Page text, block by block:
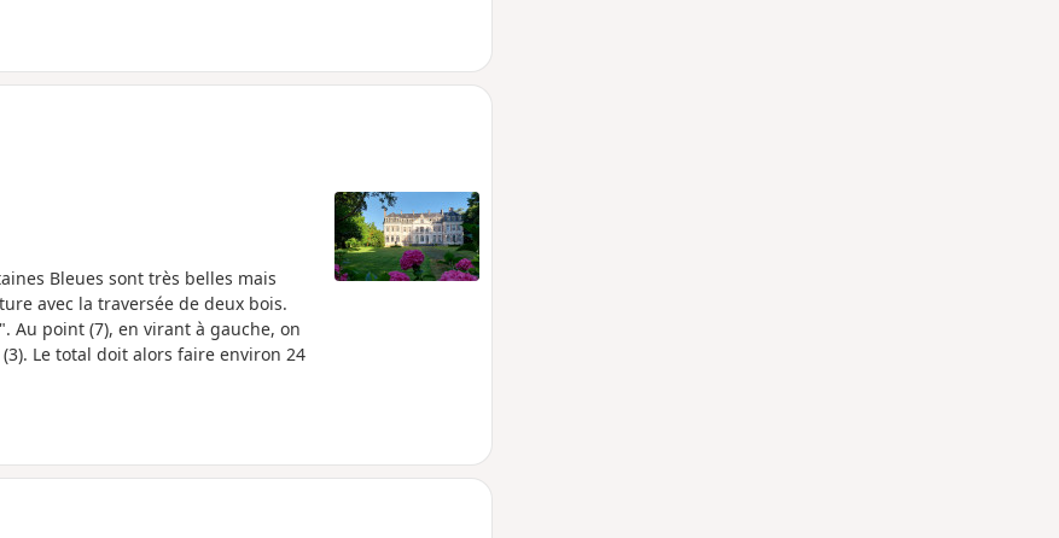
Bleues sont très belles mais
avec la traversée de deux bois.
Au point (7), en virant à gauche, on
Le total doit alors faire environ 24